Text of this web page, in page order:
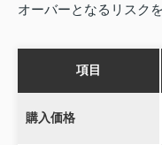
オーバーとなるリスク
項目
購入価格